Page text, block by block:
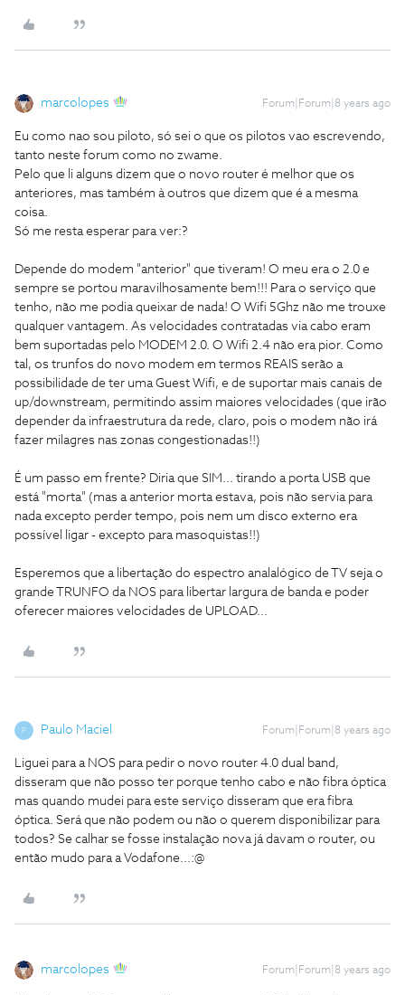
marcolopes Forum|Forum|8 years ago
Eu como nao sou piloto, só sei o que os pilotos vao escrevendo,
tanto neste forum como no zwame.
Pelo que li alguns dizem que o novo router é melhor que os
anteriores, mas também à outros que dizem que é a mesma
coisa.
Só me resta esperar para ver:?
Depende do modem "anterior" que tiveram! O meu era o 2.0 e
sempre se portou maravilhosamente bem!!! Para o serviço que
tenho, não me podia queixar de nada! O Wifi 5Ghz não me trouxe
qualquer vantagem. As velocidades contratadas via cabo eram
bem suportadas pelo MODEM 2.0. O Wifi 2.4 não era pior. Como
tal, os trunfos do novo modem em termos REAIS serão a
possibilidade de ter uma Guest Wifi, e de suportar mais canais de
up/downstream, permitindo assim maiores velocidades (que irão
depender da infraestrutura da rede, claro, pois o modem não irá
fazer milagres nas zonas congestionadas!!)
É um passo em frente? Diria que SIM... tirando a porta USB que
está "morta" (mas a anterior morta estava, pois não servia para
nada excepto perder tempo, pois nem um disco externo era
possível ligar - excepto para masoquistas!!)
Esperemos que a libertação do espectro analalógico de TV seja o
grande TRUNFO da NOS para libertar largura de banda e poder
oferecer maiores velocidades de UPLOAD...
P Paulo Maciel Forum|Forum|8 years ago
Liguei para a NOS para pedir o novo router 4.0 dual band,
disseram que não posso ter porque tenho cabo e não fibra óptica
mas quando mudei para este serviço disseram que era fibra
óptica. Será que não podem ou não o querem disponibilizar para
todos? Se calhar se fosse instalação nova já davam o router, ou
então mudo para a Vodafone...:@
marcolopes Forum|Forum|8 years ago